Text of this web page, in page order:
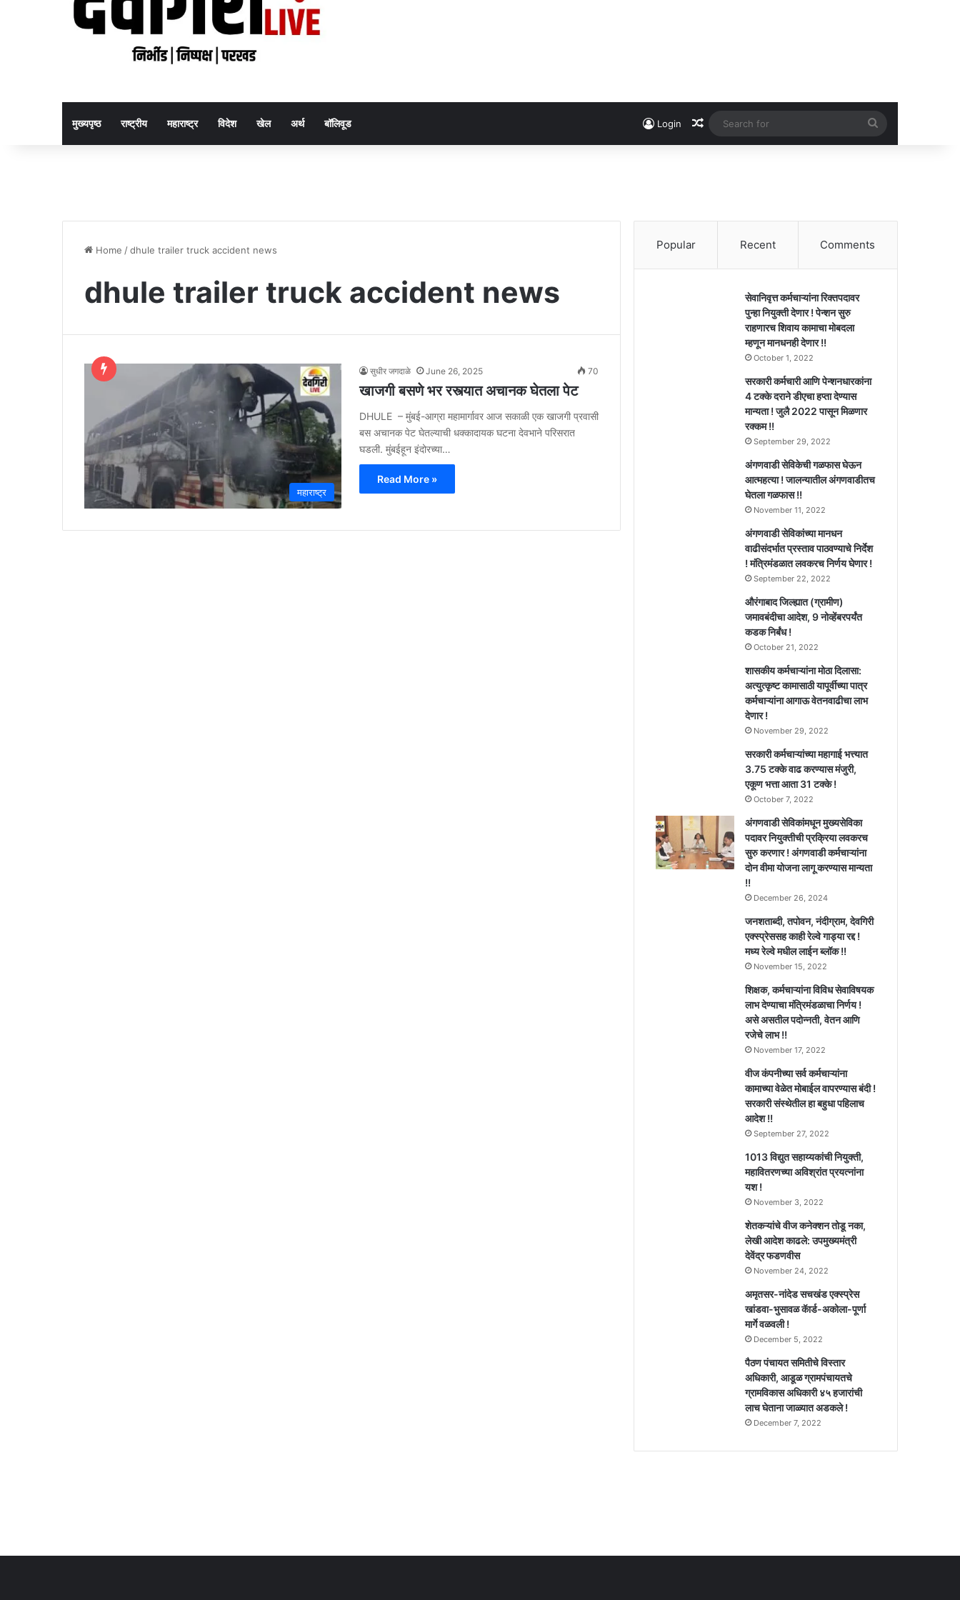
मुख्यपृष्ठ राष्ट्रीय महाराष्ट्र विदेश खेल अर्थ बॉलिवूड Login Random Article
for
Home /dhule trailer truck accident news
dhule trailer truck accident news
महाराष्ट्र
सुधीर जगदाळे June 26, 2025 70
खाजगी बसणे भर रस्त्यात अचानक घेतला पेट
DHULE – मुंबई-आग्रा महामार्गावर आज सकाळी एक खाजगी प्रवासी
बस अचानक पेट घेतल्याची धक्कादायक घटना देवभाने परिसरात
घडली. मुंबईहून इंदोरच्या…
Read More »
Popular Recent Comments
सेवानिवृत्त कर्मचाऱ्यांना रिक्तपदावर
पुन्हा नियुक्ती देणार ! पेन्शन सुरु
राहणारच शिवाय कामाचा मोबदला
म्हणून मानधनही देणार !!
October 1, 2022
सरकारी कर्मचारी आणि पेन्शनधारकांना
4 टक्के दराने डीएचा हप्ता देण्यास
मान्यता ! जुलै 2022 पासून मिळणार
रक्कम !!
September 29, 2022
अंगणवाडी सेविकेची गळफास घेऊन
आत्महत्या ! जालन्यातील अंगणवाडीतच
घेतला गळफास !!
November 11, 2022
अंगणवाडी सेविकांच्या मानधन
वाढीसंदर्भात प्रस्ताव पाठवण्याचे निर्देश
! मंत्रिमंडळात लवकरच निर्णय घेणार !
September 22, 2022
औरंगाबाद जिल्ह्यात (ग्रामीण)
जमावबंदीचा आदेश, 9 नोव्हेंबरपर्यंत
कडक निर्बंध !
October 21, 2022
शासकीय कर्मचाऱ्यांना मोठा दिलासा:
अत्युत्कृष्ट कामासाठी यापूर्वीच्या पात्र
कर्मचाऱ्यांना आगाऊ वेतनवाढीचा लाभ
देणार !
November 29, 2022
सरकारी कर्मचाऱ्यांच्या महागाई भत्त्यात
3.75 टक्के वाढ करण्यास मंजुरी,
एकूण भत्ता आता 31 टक्के !
October 7, 2022
अंगणवाडी सेविकांमधून मुख्यसेविका
पदावर नियुक्तीची प्रक्रिया लवकरच
सुरु करणार ! अंगणवाडी कर्मचाऱ्यांना
दोन वीमा योजना लागू करण्यास मान्यता
!!
December 26, 2024
जनशताब्दी, तपोवन, नंदीग्राम, देवगिरी
एक्स्प्रेससह काही रेल्वे गाड्या रद्द !
मध्य रेल्वे मधील लाईन ब्लॉक !!
November 15, 2022
शिक्षक, कर्मचाऱ्यांना विविध सेवाविषयक
लाभ देण्याचा मंत्रिमंडळाचा निर्णय !
असे असतील पदोन्नती, वेतन आणि
रजेचे लाभ !!
November 17, 2022
वीज कंपनीच्या सर्व कर्मचाऱ्यांना
कामाच्या वेळेत मोबाईल वापरण्यास बंदी !
सरकारी संस्थेतील हा बहुधा पहिलाच
आदेश !!
September 27, 2022
1013 विद्युत सहाय्यकांची नियुक्ती,
महावितरणच्या अविश्रांत प्रयत्नांना
यश !
November 3, 2022
शेतकऱ्यांचे वीज कनेक्शन तोडू नका,
लेखी आदेश काढले: उपमुख्यमंत्री
देवेंद्र फडणवीस
November 24, 2022
अमृतसर-नांदेड सचखंड एक्स्प्रेस
खांडवा-भुसावळ कॅार्ड-अकोला-पूर्णा
मार्गे वळवली !
December 5, 2022
पैठण पंचायत समितीचे विस्तार
अधिकारी, आडूळ ग्रामपंचायतचे
ग्रामविकास अधिकारी ४५ हजारांची
लाच घेताना जाळ्यात अडकले !
December 7, 2022